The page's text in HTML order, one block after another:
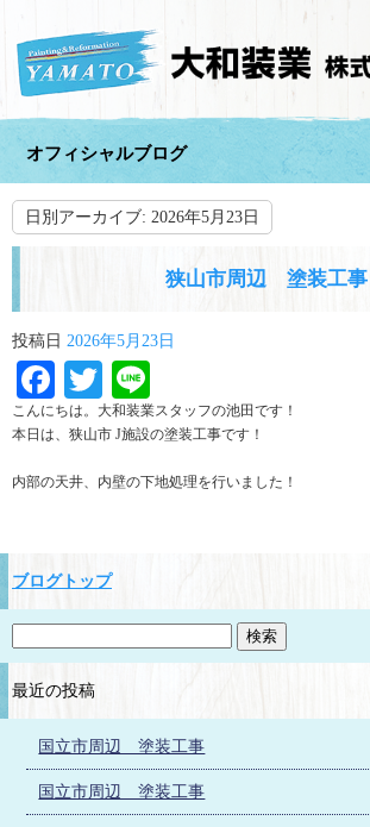
オフィシャルブログ
日別アーカイブ: 2026年5月23日
狭山市周辺 塗装工事
投稿日 2026年5月23日
Facebook
Twitter
こんにちは。大和装業スタッフの池田です！
本日は、狭山市 J施設の塗装工事です！
内部の天井、内壁の下地処理を行いました！
ブログトップ
最近の投稿
国立市周辺 塗装工事
国立市周辺 塗装工事